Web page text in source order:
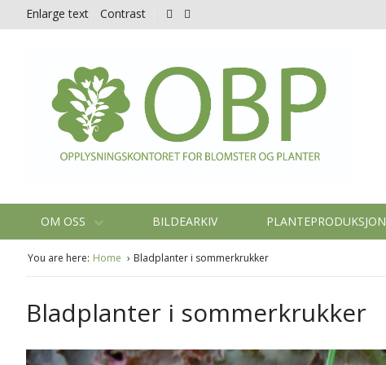
Enlarge text Contrast
OM OSS BILDEARKIV PLANTEPRODUKSJON
You are here: Home Bladplanter i sommerkrukker
Bladplanter i sommerkrukker